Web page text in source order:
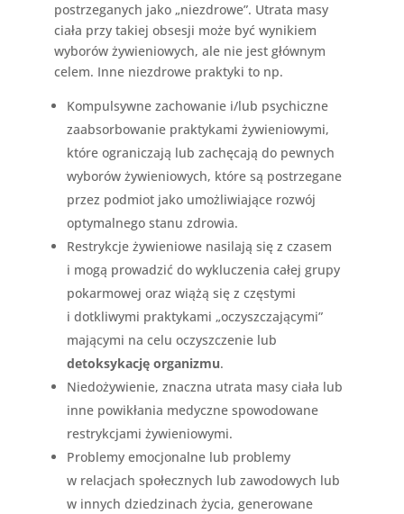
postrzeganych jako „niezdrowe”. Utrata masy
ciała przy takiej obsesji może być wynikiem
wyborów żywieniowych, ale nie jest głównym
celem. Inne niezdrowe praktyki to np.
Kompulsywne zachowanie i/lub psychiczne
zaabsorbowanie praktykami żywieniowymi,
które ograniczają lub zachęcają do pewnych
wyborów żywieniowych, które są postrzegane
przez podmiot jako umożliwiające rozwój
optymalnego stanu zdrowia.
Restrykcje żywieniowe nasilają się z czasem
i mogą prowadzić do wykluczenia całej grupy
pokarmowej oraz wiążą się z częstymi
i dotkliwymi praktykami „oczyszczającymi”
mającymi na celu oczyszczenie lub
detoksykację organizmu.
Niedożywienie, znaczna utrata masy ciała lub
inne powikłania medyczne spowodowane
restrykcjami żywieniowymi.
Problemy emocjonalne lub problemy
w relacjach społecznych lub zawodowych lub
w innych dziedzinach życia, generowane